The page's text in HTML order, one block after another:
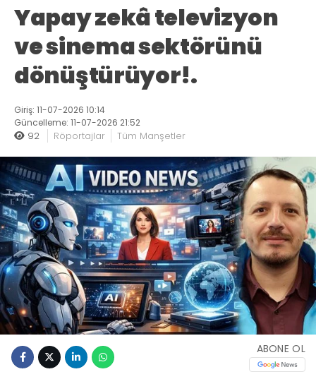
Yapay zekâ televizyon
ve sinema sektörünü
dönüştürüyor!.
Giriş: 11-07-2026 10:14
Güncelleme: 11-07-2026 21:52
92 Röportajlar Tüm Manşetler
ABONE OL